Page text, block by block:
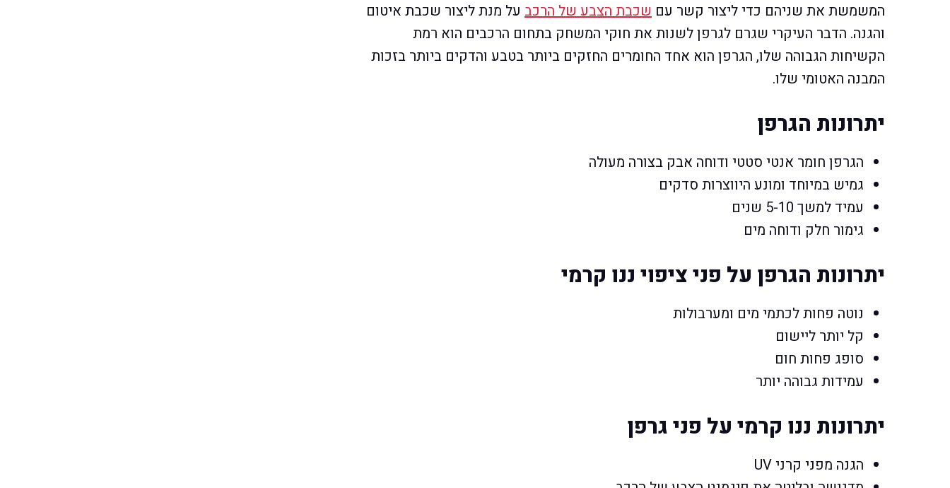
המשמשת את שניהם כדי ליצור קשר עם שכבת הצבע של הרכב על מנת ליצור שכבת איטום
והגנה. הדבר העיקרי שגרם לגרפן לשנות את חוקי המשחק בתחום הרכבים הוא רמת
הקשיחות הגבוהה שלו, הגרפן הוא אחד החומרים החזקים ביותר בטבע והדקים ביותר בזכות
המבנה האטומי שלו.
יתרונות הגרפן
הגרפן חומר אנטי סטטי ודוחה אבק בצורה מעולה
גמיש במיוחד ומונע היווצרות סדקים
עמיד למשך 5-10 שנים
גימור חלק ודוחה מים
יתרונות הגרפן על פני ציפוי ננו קרמי
נוטה פחות לכתמי מים ומערבולות
קל יותר ליישום
סופג פחות חום
עמידות גבוהה יותר
יתרונות ננו קרמי על פני גרפן
הגנה מפני קרני UV